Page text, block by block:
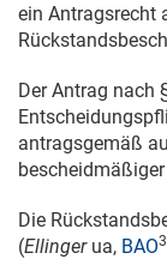
ein Antragsrecht
Der Antrag nach
antragsgemäß
Die
(Ellinger ua, BAO3